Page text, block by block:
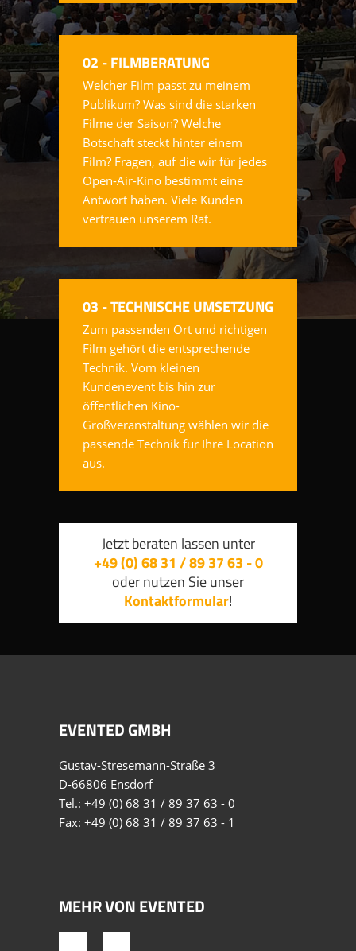
02 - FILMBERATUNG
Welcher Film passt zu meinem
Publikum? Was sind die starken
Filme der Saison? Welche
Botschaft steckt hinter einem
Film? Fragen, auf die wir für jedes
Open-Air-Kino bestimmt eine
Antwort haben. Viele Kunden
vertrauen unserem Rat.
03 - TECHNISCHE UMSETZUNG
Zum passenden Ort und richtigen
Film gehört die entsprechende
Technik. Vom kleinen
Kundenevent bis hin zur
öffentlichen Kino-
Großveranstaltung wählen wir die
passende Technik für Ihre Location
aus.
Jetzt beraten lassen unter
+49 (0) 68 31 / 89 37 63 - 0
oder nutzen Sie unser
Kontaktformular!
EVENTED GMBH
Gustav-Stresemann-Straße 3
D-66806 Ensdorf
Tel.: +49 (0) 68 31 / 89 37 63 - 0
Fax: +49 (0) 68 31 / 89 37 63 - 1
MEHR VON EVENTED